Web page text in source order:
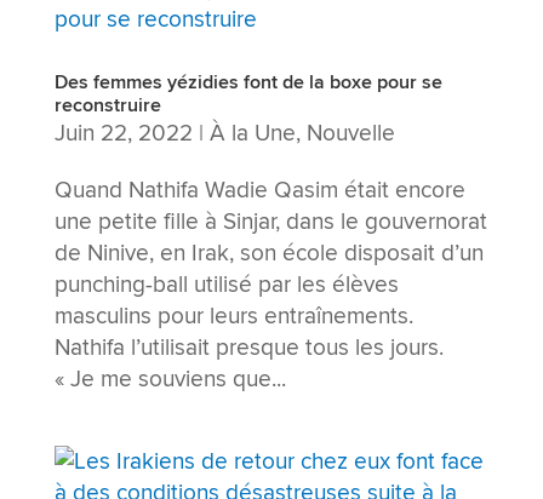
Des femmes yézidies font de la boxe pour se
reconstruire
Juin 22, 2022 | À la Une, Nouvelle
Quand Nathifa Wadie Qasim était encore
une petite fille à Sinjar, dans le gouvernorat
de Ninive, en Irak, son école disposait d’un
punching-ball utilisé par les élèves
masculins pour leurs entraînements.
Nathifa l’utilisait presque tous les jours.
« Je me souviens que...